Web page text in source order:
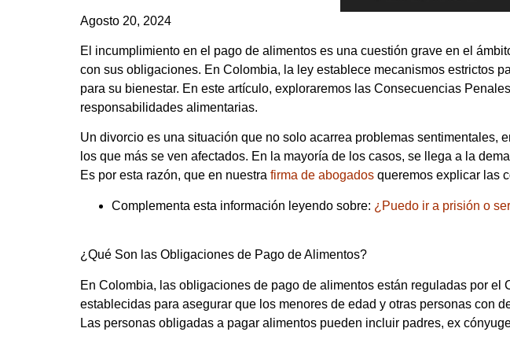
Agosto 20, 2024
El incumplimiento en el pago de alimentos es una cuestión grave en el
con sus obligaciones. En Colombia, la ley establece mecanismos estrictos
para su bienestar. En este artículo, exploraremos las Consecuencias
responsabilidades alimentarias.
Un divorcio es una situación que no solo acarrea problemas
los que más se ven afectados. En la mayoría de los casos, se llega a la
Es por esta razón, que en nuestra firma de abogados queremos explicar las
Complementa esta información leyendo sobre: ¿Puedo ir a prisión o
¿Qué Son las Obligaciones de Pago de Alimentos?
En Colombia, las obligaciones de pago de alimentos están reguladas por
establecidas para asegurar que los menores de edad y otras personas con
Las personas obligadas a pagar alimentos pueden incluir padres, ex